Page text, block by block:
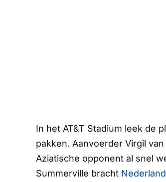
In het AT&T Stadium leek de
pakken. Aanvoerder Virgil
Aziatische opponent al snel
Summerville bracht Nederland